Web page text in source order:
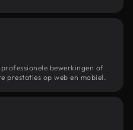
bewerkingen of
prestaties op web en mobiel.